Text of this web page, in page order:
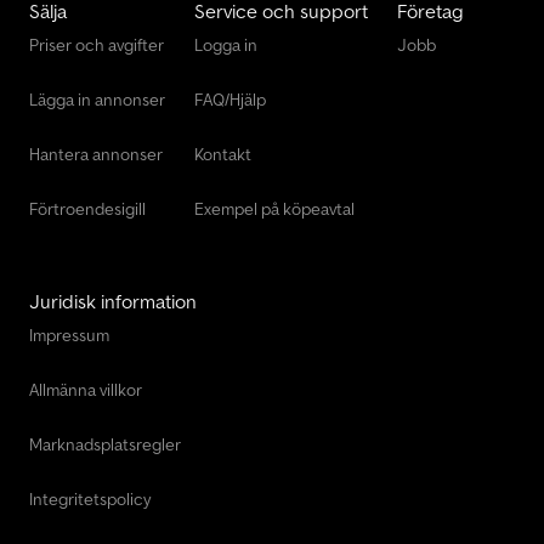
Sälja
Priser och avgifter
Lägga in annonser
Hantera annonser
Förtroendesigill
Service och support
Logga in
FAQ/Hjälp
Kontakt
Exempel på köpeavtal
Företag
Jobb
Juridisk information
Impressum
Allmänna villkor
Marknadsplatsregler
Integritetspolicy